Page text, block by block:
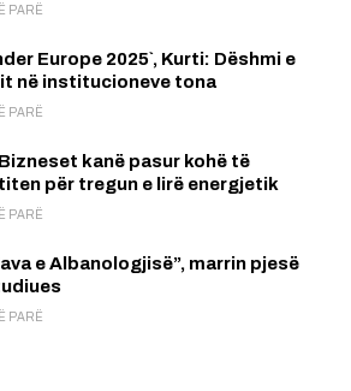
PARË
Europe 2025`, Kurti: Dëshmi e
në institucioneve tona
PARË
kanë pasur kohë të
për tregun e lirë energjetik
PARË
e Albanologjisë”, marrin pjesë
PARË